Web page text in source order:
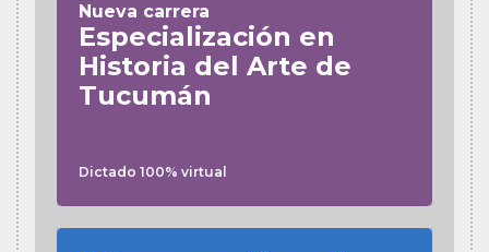
Nueva carrera
Especialización en
Historia del Arte de
Tucumán
Dictado 100% virtual